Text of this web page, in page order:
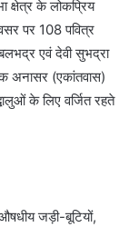
क्षेत्र के लोकप्रिय
पर 108 पवित्र
एवं देवी सुभद्रा
अनासर (एकांतवास)
के लिए वर्जित रहते
जड़ी-बूटियों,